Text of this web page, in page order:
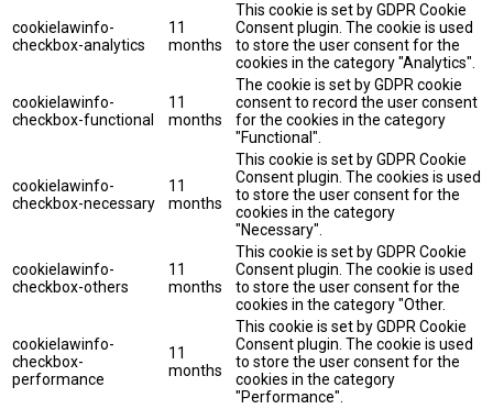
cookielawinfo-
checkbox-analytics
11
months
This cookie is set by GDPR Cookie
Consent plugin. The cookie is used
to store the user consent for the
cookies in the category "Analytics".
cookielawinfo-
checkbox-functional
11
months
The cookie is set by GDPR cookie
consent to record the user consent
for the cookies in the category
"Functional".
cookielawinfo-
checkbox-necessary
11
months
This cookie is set by GDPR Cookie
Consent plugin. The cookies is used
to store the user consent for the
cookies in the category
"Necessary".
cookielawinfo-
checkbox-others
11
months
This cookie is set by GDPR Cookie
Consent plugin. The cookie is used
to store the user consent for the
cookies in the category "Other.
cookielawinfo-
checkbox-
performance
11
months
This cookie is set by GDPR Cookie
Consent plugin. The cookie is used
to store the user consent for the
cookies in the category
"Performance".